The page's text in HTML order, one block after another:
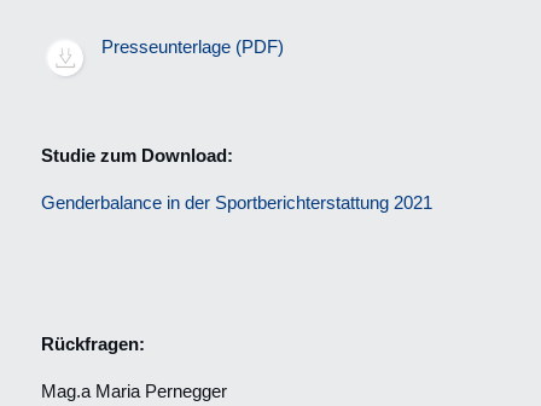
Presseunterlage (PDF)
Studie zum Download:
Genderbalance in der Sportberichterstattung 2021
Rückfragen:
Mag.a Maria Pernegger